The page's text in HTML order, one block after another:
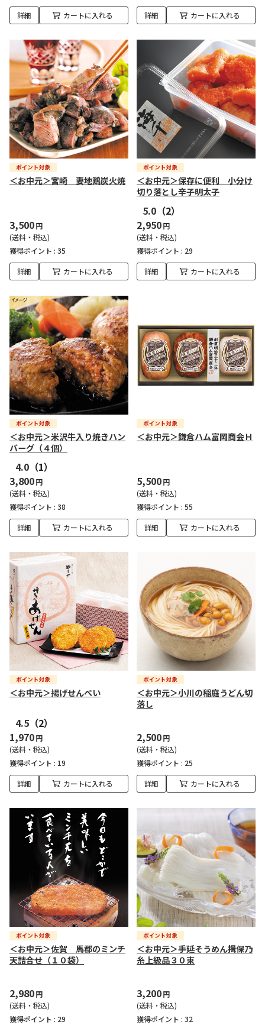
詳細 カートに入れる 詳細 カートに入れる
＜お中元＞宮崎 妻地鶏炭火焼
3,500円
(送料・税込)
獲得ポイント : 35
詳細 カートに入れる
＜お中元＞保存に便利 小分け
切り落とし辛子明太子
5.0 （2）
2,950円
(送料・税込)
獲得ポイント : 29
詳細 カートに入れる
＜お中元＞米沢牛入り焼きハン
バーグ（４個）
4.0 （1）
3,800円
(送料・税込)
獲得ポイント : 38
詳細 カートに入れる
＜お中元＞鎌倉ハム富岡商会Ｈ
5,500円
(送料・税込)
獲得ポイント : 55
詳細 カートに入れる
＜お中元＞揚げせんべい
4.5 （2）
1,970円
(送料・税込)
獲得ポイント : 19
詳細 カートに入れる
＜お中元＞小川の稲庭うどん切
落し
2,500円
(送料・税込)
獲得ポイント : 25
詳細 カートに入れる
＜お中元＞佐賀 馬郡のミンチ
天詰合せ（１０袋）
2,980円
(送料・税込)
獲得ポイント : 29
＜お中元＞手延そうめん揖保乃
糸上級品３０束
3,200円
(送料・税込)
獲得ポイント : 32